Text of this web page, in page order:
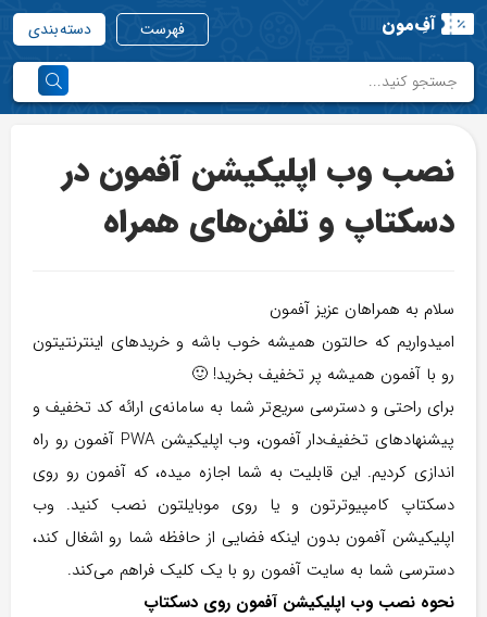
آفِ‌مون فهرست دسته بندی
نصب وب اپلیکیشن آفمون در
دسکتاپ و تلفن‌های همراه
سلام به همراهان عزیز آفمون
امیدواریم که حالتون همیشه خوب باشه و خریدهای اینترنتیتون
رو با آفمون همیشه پر تخفیف بخرید! 🙂
برای راحتی و دسترسی سریع‌تر شما به سامانه‌ی ارائه کد تخفیف و
پیشنهاد‌های تخفیف‌دار آفمون، وب اپلیکیشن PWA آفمون رو راه
اندازی کردیم. این قابلیت به شما اجازه میده، که آفمون رو روی
دسکتاپ کامپیوترتون و یا روی موبایلتون نصب کنید. وب
اپلیکیشن آفمون بدون اینکه فضایی از حافظه شما رو اشغال کند،
دسترسی شما به سایت آفمون رو با یک کلیک فراهم می‌کند.
نحوه نصب وب اپلیکیشن آفمون روی دسکتاپ